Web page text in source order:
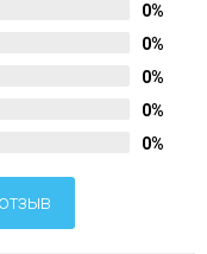
0%
0%
0%
0%
0%